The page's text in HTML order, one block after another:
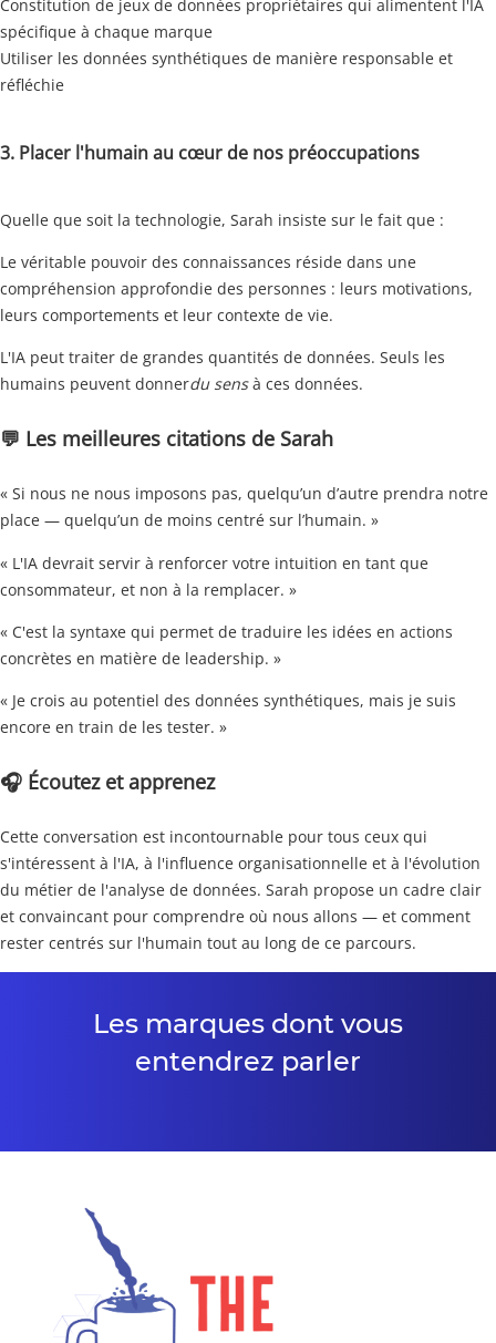
Constitution de jeux de données propriétaires qui alimentent l'IA
spécifique à chaque marque
Utiliser les données synthétiques de manière responsable et
réfléchie
3. Placer l'humain au cœur de nos préoccupations
Quelle que soit la technologie, Sarah insiste sur le fait que :
Le véritable pouvoir des connaissances réside dans une
compréhension approfondie des personnes : leurs motivations,
leurs comportements et leur contexte de vie.
L'IA peut traiter de grandes quantités de données. Seuls les
humains peuvent donnerdu sensà ces données.
💬 Les meilleures citations de Sarah
« Si nous ne nous imposons pas, quelqu’un d’autre prendra notre
place — quelqu’un de moins centré sur l’humain. »
« L'IA devrait servir à renforcer votre intuition en tant que
consommateur, et non à la remplacer. »
« C'est la syntaxe qui permet de traduire les idées en actions
concrètes en matière de leadership. »
« Je crois au potentiel des données synthétiques, mais je suis
encore en train de les tester. »
🎧 Écoutez et apprenez
Cette conversation est incontournable pour tous ceux qui
s'intéressent à l'IA, à l'influence organisationnelle et à l'évolution
du métier de l'analyse de données. Sarah propose un cadre clair
et convaincant pour comprendre où nous allons — et comment
rester centrés sur l'humain tout au long de ce parcours.
Les marques dont vous
entendrez parler